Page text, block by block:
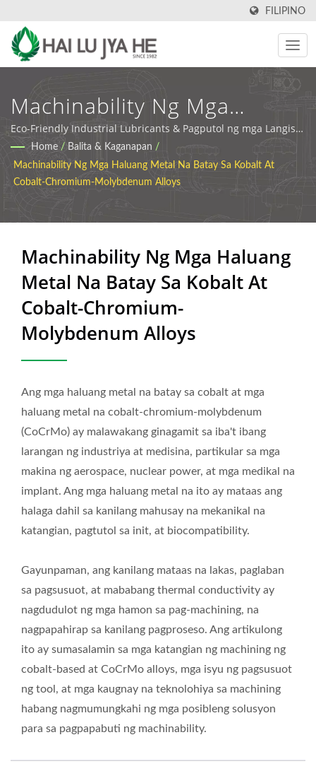
FILIPINO
Machinability Ng Mga
Haluang Metal Na Batay Sa
Kobalt At Cobalt-Chromium-
Molybdenum Alloys |
Industrial Cutting Oil At
Lubricant Manufacturer |
HLJH
Eco-Friendly Industrial Lubricants & Pagputol ng mga Langis |
HLJHHome / Balita & Kaganapan /
Machinability Ng Mga Haluang Metal Na Batay Sa Kobalt At
Cobalt-Chromium-Molybdenum Alloys
Machinability Ng Mga Haluang
Metal Na Batay Sa Kobalt At
Cobalt-Chromium-
Molybdenum Alloys
Ang mga haluang metal na batay sa cobalt at mga
haluang metal na cobalt-chromium-molybdenum
(CoCrMo) ay malawakang ginagamit sa iba't ibang
larangan ng industriya at medisina, partikular sa mga
makina ng aerospace, nuclear power, at mga medikal na
implant. Ang mga haluang metal na ito ay mataas ang
halaga dahil sa kanilang mahusay na mekanikal na
katangian, pagtutol sa init, at biocompatibility.
Gayunpaman, ang kanilang mataas na lakas, paglaban
sa pagsusuot, at mababang thermal conductivity ay
nagdudulot ng mga hamon sa pag-machining, na
nagpapahirap sa kanilang pagproseso. Ang artikulong
ito ay sumasalamin sa mga katangian ng machining ng
cobalt-based at CoCrMo alloys, mga isyu ng pagsusuot
ng tool, at mga kaugnay na teknolohiya sa machining
habang nagmumungkahi ng mga posibleng solusyon
para sa pagpapabuti ng machinability.